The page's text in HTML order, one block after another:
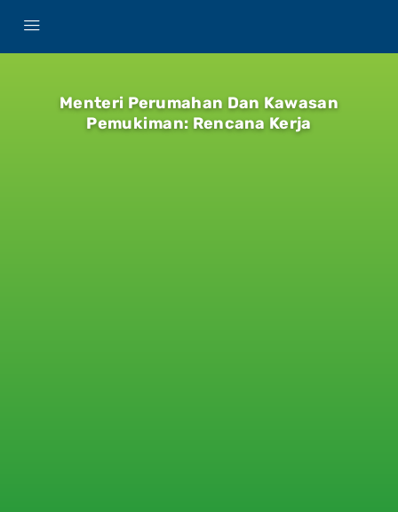
Menteri Perumahan Dan Kawasan
Pemukiman: Rencana Kerja